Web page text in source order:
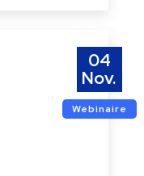
04
Nov.
Webinaire